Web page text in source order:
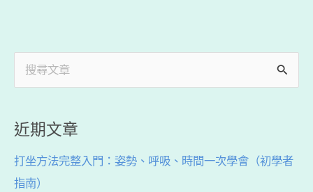
鍵
字
:
近期文章
打坐方法完整入門：姿勢、呼吸、時間一次學會（初學者
指南）